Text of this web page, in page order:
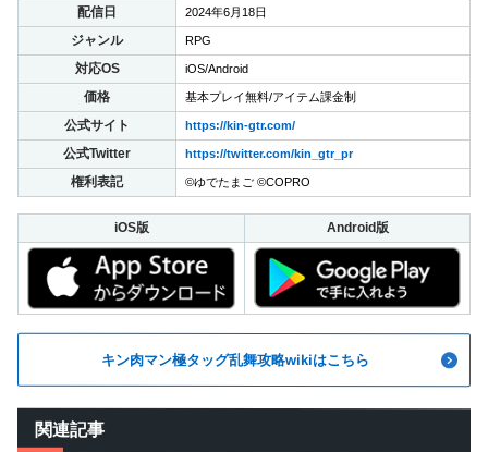
配信日 2024年6月18日
ジャンル RPG
対応OS iOS/Android
価格 基本プレイ無料/アイテム課金制
公式サイト https://kin-gtr.com/
公式Twitter https://twitter.com/kin_gtr_pr
権利表記 ©ゆでたまご ©COPRO
iOS版 Android版
キン肉マン極タッグ乱舞攻略wikiはこちら
関連記事